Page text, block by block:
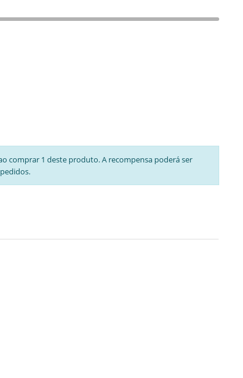
comprar 1 deste produto. A recompensa poderá ser